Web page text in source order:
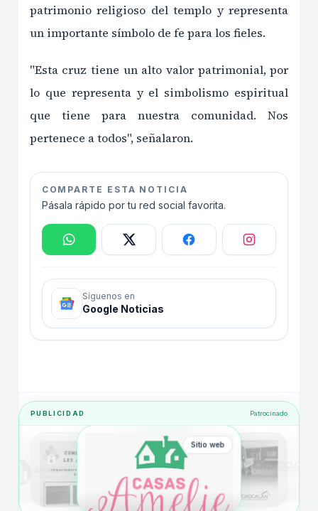
patrimonio religioso del templo y representa
un importante símbolo de fe para los fieles.
"Esta cruz tiene un alto valor patrimonial, por
lo que representa y el simbolismo espiritual
que tiene para nuestra comunidad. Nos
pertenece a todos", señalaron.
COMPARTE ESTA NOTICIA
Pásala rápido por tu red social favorita.
Síguenos en
Google Noticias
PUBLICIDAD Patrocinado
Sitio web